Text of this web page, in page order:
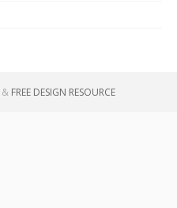
& FREE DESIGN RESOURCE